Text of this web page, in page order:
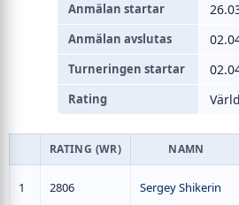
Anmälan startar
Anmälan avslutas
Turneringen startar
Rating
RATING (WR) NAMN
1 2806 Sergey Shikerin